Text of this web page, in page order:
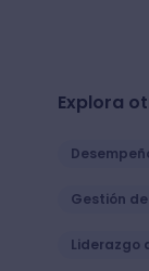
Explora
Gestión
Liderazgo